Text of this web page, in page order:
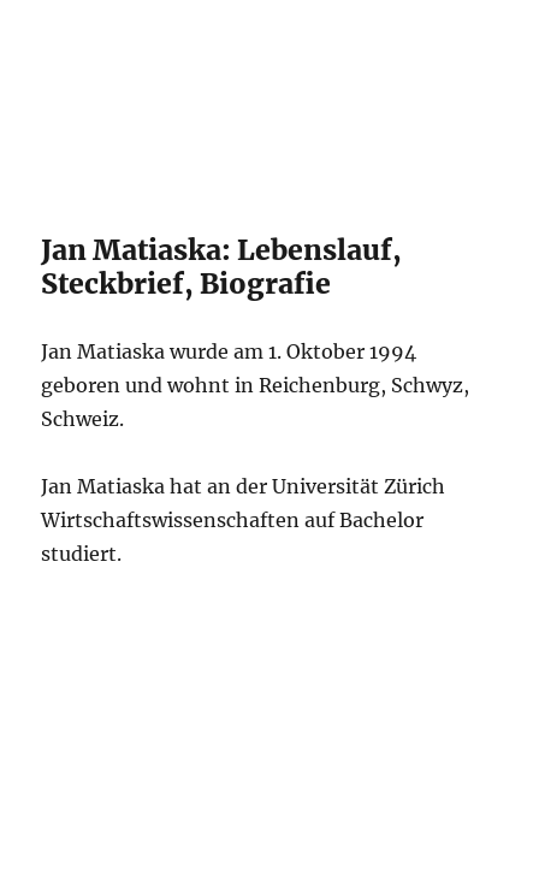
Jan Matiaska: Lebenslauf,
Steckbrief, Biografie
Jan Matiaska wurde am 1. Oktober 1994
geboren und wohnt in Reichenburg, Schwyz,
Schweiz.
Jan Matiaska hat an der Universität Zürich
Wirtschaftswissenschaften auf Bachelor
studiert.